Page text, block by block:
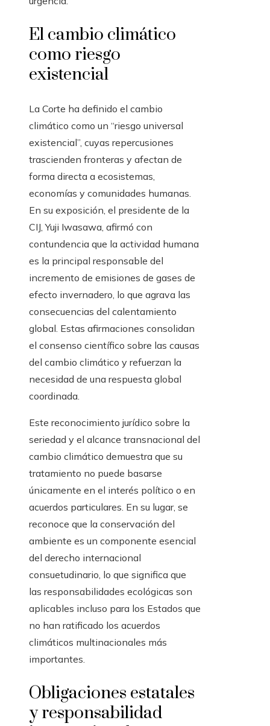
El cambio climático
como riesgo
existencial
La Corte ha definido el cambio
climático como un “riesgo universal
existencial”, cuyas repercusiones
trascienden fronteras y afectan de
forma directa a ecosistemas,
economías y comunidades humanas.
En su exposición, el presidente de la
CIJ, Yuji Iwasawa, afirmó con
contundencia que la actividad humana
es la principal responsable del
incremento de emisiones de gases de
efecto invernadero, lo que agrava las
consecuencias del calentamiento
global. Estas afirmaciones consolidan
el consenso científico sobre las causas
del cambio climático y refuerzan la
necesidad de una respuesta global
coordinada.
Este reconocimiento jurídico sobre la
seriedad y el alcance transnacional del
cambio climático demuestra que su
tratamiento no puede basarse
únicamente en el interés político o en
acuerdos particulares. En su lugar, se
reconoce que la conservación del
ambiente es un componente esencial
del derecho internacional
consuetudinario, lo que significa que
las responsabilidades ecológicas son
aplicables incluso para los Estados que
no han ratificado los acuerdos
climáticos multinacionales más
importantes.
Obligaciones estatales
y responsabilidad